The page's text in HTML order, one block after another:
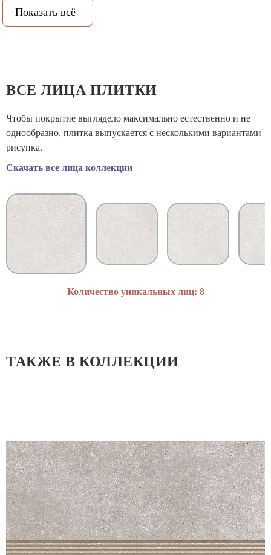
PEI (степень истираемости):
Вес коробки:
Объем коробки:0.0167
Показать всё
ВСЕ ЛИЦА ПЛИТКИ
Чтобы покрытие выглядело максимально естественно и не
однообразно, плитка выпускается с несколькими вариантами
рисунка.
Скачать все лица коллекции
Количество уникальных лиц: 8
ТАКЖЕ В КОЛЛЕКЦИИ